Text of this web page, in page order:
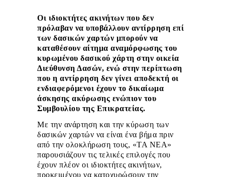
Οι ιδιοκτήτες ακινήτων που δεν
πρόλαβαν να υποβάλλουν αντίρρηση επί
των δασικών χαρτών μπορούν να
καταθέσουν αίτημα αναμόρφωσης του
κυρωμένου δασικού χάρτη στην οικεία
Διεύθυνση Δασών, ενώ στην περίπτωση
που η αντίρρηση δεν γίνει αποδεκτή οι
ενδιαφερόμενοι έχουν το δικαίωμα
άσκησης ακύρωσης ενώπιον του
Συμβουλίου της Επικρατείας.
Με την ανάρτηση και την κύρωση των
δασικών χαρτών να είναι ένα βήμα πριν
από την ολοκλήρωση τους, «ΤΑ ΝΕΑ»
παρουσιάζουν τις τελικές επιλογές που
έχουν πλέον οι ιδιοκτήτες ακινήτων,
προκειμένου να κατοχυρώσουν την